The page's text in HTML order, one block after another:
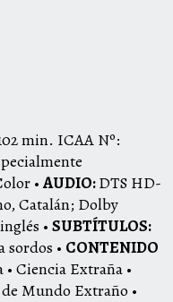
min. ICAA Nº:
•AUDIO:DTS HD-
Catalán; Dolby
• SUBTÍTULOS:
• CONTENIDO
Ciencia Extraña •
Mundo Extraño •